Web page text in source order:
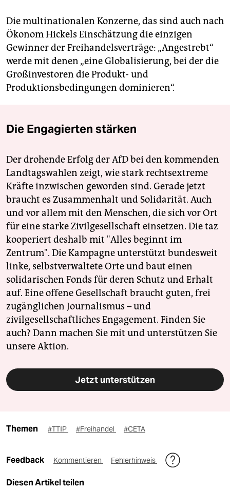
Die multinationalen Konzerne, das sind auch nach
Ökonom Hickels Einschätzung die einzigen
Gewinner der Freihandelsverträge: „Angestrebt“
werde mit denen „eine Globalisierung, bei der die
Großinvestoren die Produkt- und
Produktionsbedingungen dominieren“.
Die Engagierten stärken
Der drohende Erfolg der AfD bei den kommenden
Landtagswahlen zeigt, wie stark rechtsextreme
Kräfte inzwischen geworden sind. Gerade jetzt
braucht es Zusammenhalt und Solidarität. Auch
und vor allem mit den Menschen, die sich vor Ort
für eine starke Zivilgesellschaft einsetzen. Die taz
kooperiert deshalb mit "Alles beginnt im
Zentrum". Die Kampagne unterstützt bundesweit
linke, selbstverwaltete Orte und baut einen
solidarischen Fonds für deren Schutz und Erhalt
auf. Eine offene Gesellschaft braucht guten, frei
zugänglichen Journalismus – und
zivilgesellschaftliches Engagement. Finden Sie
auch? Dann machen Sie mit und unterstützen Sie
unsere Aktion.
Jetzt unterstützen
Themen #TTIP #Freihandel #CETA
Feedback Kommentieren Fehlerhinweis
Diesen Artikel teilen